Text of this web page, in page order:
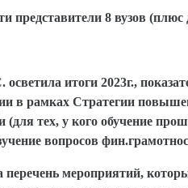
представители 8 вузов
итоги 2023г.,
в рамках Стратегии
тех, у кого обучение
вопросов
мероприятий,